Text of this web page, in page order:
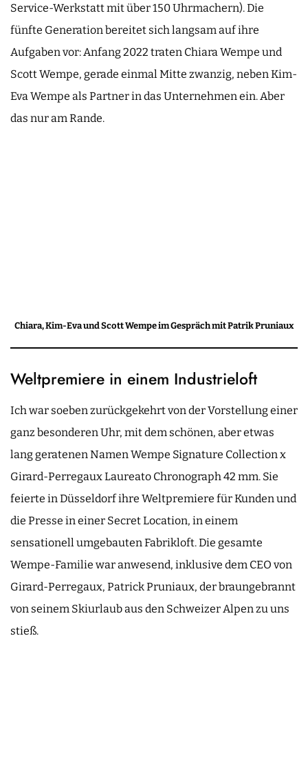
Service-Werkstatt mit über 150 Uhrmachern). Die
fünfte Generation bereitet sich langsam auf ihre
Aufgaben vor: Anfang 2022 traten Chiara Wempe und
Scott Wempe, gerade einmal Mitte zwanzig, neben Kim-
Eva Wempe als Partner in das Unternehmen ein. Aber
das nur am Rande.
Chiara, Kim-Eva und Scott Wempe im Gespräch mit Patrik Pruniaux
Weltpremiere in einem Industrieloft
Ich war soeben zurückgekehrt von der Vorstellung einer
ganz besonderen Uhr, mit dem schönen, aber etwas
lang geratenen Namen Wempe Signature Collection x
Girard-Perregaux Laureato Chronograph 42 mm. Sie
feierte in Düsseldorf ihre Weltpremiere für Kunden und
die Presse in einer Secret Location, in einem
sensationell umgebauten Fabrikloft. Die gesamte
Wempe-Familie war anwesend, inklusive dem CEO von
Girard-Perregaux, Patrick Pruniaux, der braungebrannt
von seinem Skiurlaub aus den Schweizer Alpen zu uns
stieß.